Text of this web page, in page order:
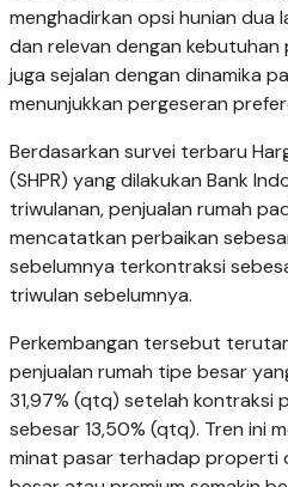
menghadirkan opsi hunian dua
dan relevan dengan kebutuhan
juga sejalan dengan dinamika
menunjukkan pergeseran
Berdasarkan survei terbaru
(SHPR) yang dilakukan Bank
triwulanan, penjualan rumah
mencatatkan perbaikan
sebelumnya terkontraksi
triwulan sebelumnya.
Perkembangan tersebut
penjualan rumah tipe besar
31,97% (qtq) setelah kontraksi
sebesar 13,50% (qtq). Tren ini
minat pasar terhadap properti